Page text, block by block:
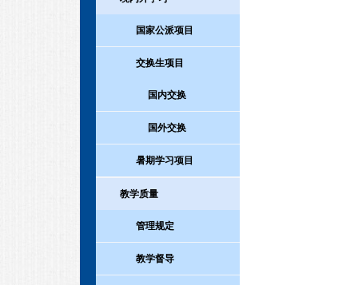
国家公派项目
交换生项目
国内交换
国外交换
暑期学习项目
教学质量
管理规定
教学督导